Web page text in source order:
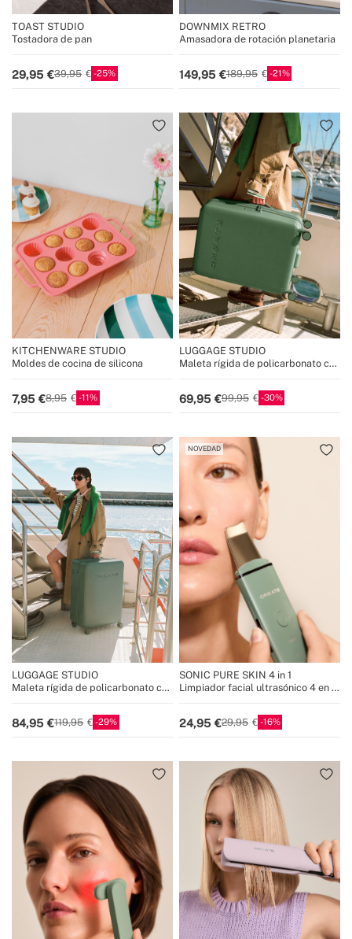
TOAST STUDIO
Tostadora de pan
29,95 39,95 25
DOWNMIX RETRO
Amasadora de rotación planetaria
149,95 189,95 21
KITCHENWARE STUDIO
Moldes de cocina de silicona
7,95 8,95 11
LUGGAGE STUDIO
Maleta rígida de policarbonato con
69,95 99,95 30
LUGGAGE STUDIO
Maleta rígida de policarbonato con
84,95 119,95 29
NOVEDAD
SONIC PURE SKIN 4 in 1
Limpiador facial ultrasónico 4 en 1
24,95 29,95 16